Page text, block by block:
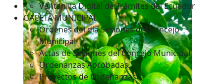
Ventanilla Digital de Trámites del Ecuador
GACETA MUNICIPAL
Ordenes del día Sesiones del Concejo
Municipal
Actas de Sesiones del Concejo Municipal
Ordenanzas Aprobadas
Proyectos de Ordenanzas